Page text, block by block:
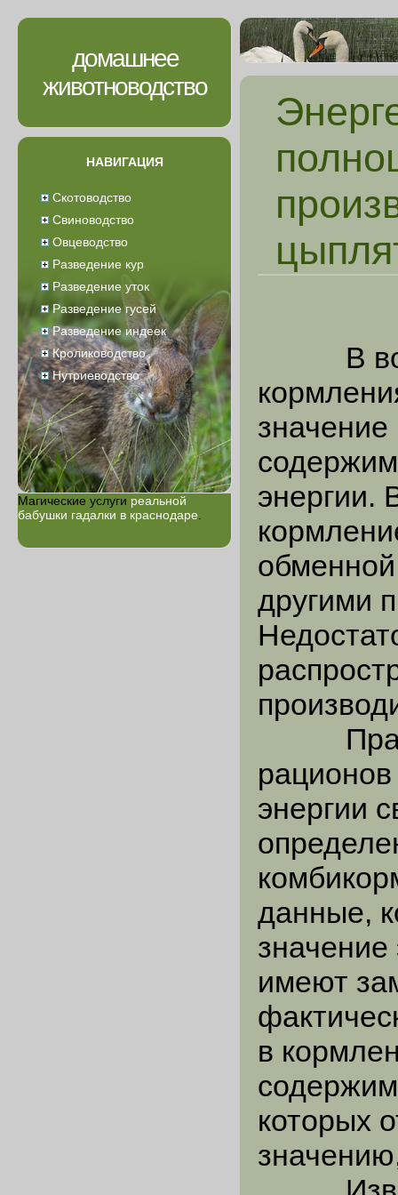
домашнее
животноводство
НАВИГАЦИЯ
Скотоводство
Свиноводство
Овцеводство
Разведение кур
Разведение уток
Разведение гусей
Разведение индеек
Кролиководство
Нутриеводство
Магические услуги реальной
бабушки гадалки в краснодаре
В
значение
энергии.
другими
энергии
данные,
значение
имеют
в
которых